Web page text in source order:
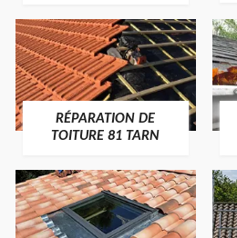
RÉPARATION DE
TOITURE 81 TARN